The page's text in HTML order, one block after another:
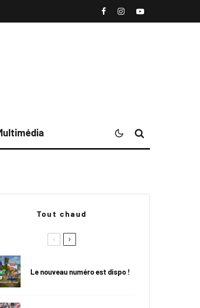
Tout chaud
Le nouveau numéro est dispo !